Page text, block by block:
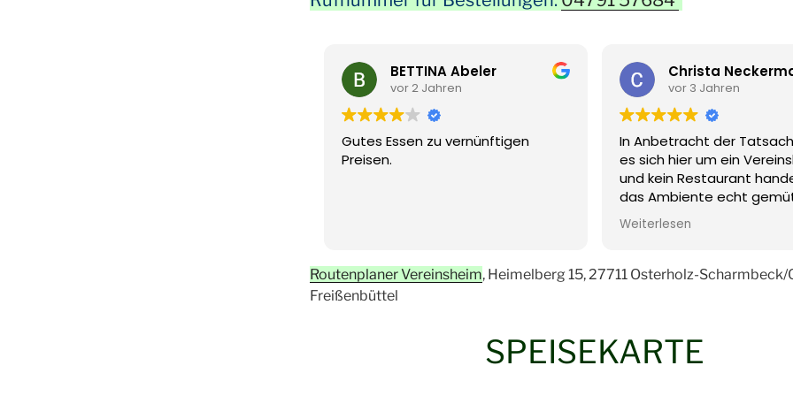
BETTINA Abeler
vor 2 Jahren
Gutes Essen zu vernünftigen
Preisen.
Christa
vor 3 Jahren
In Anbetracht der
es sich hier um ein
und kein Restaurant
das Ambiente echt
Speisekarte bietet für
Appetit etwas, vegan und
Vorbestellung. Und alles ist
Weiterlesen
Routenplaner Vereinsheim, Heimelberg 15, 27711 Osterholz-Scharmbeck/
Freißenbüttel
SPEISEKARTE